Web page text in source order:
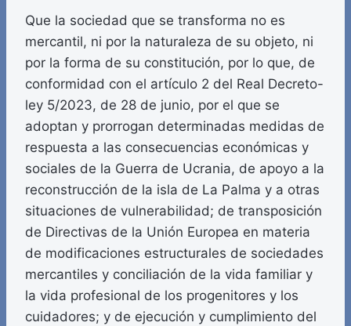
Que la sociedad que se transforma no es
mercantil, ni por la naturaleza de su objeto, ni
por la forma de su constitución, por lo que, de
conformidad con el artículo 2 del Real Decreto-
ley 5/2023, de 28 de junio, por el que se
adoptan y prorrogan determinadas medidas de
respuesta a las consecuencias económicas y
sociales de la Guerra de Ucrania, de apoyo a la
reconstrucción de la isla de La Palma y a otras
situaciones de vulnerabilidad; de transposición
de Directivas de la Unión Europea en materia
de modificaciones estructurales de sociedades
mercantiles y conciliación de la vida familiar y
la vida profesional de los progenitores y los
cuidadores; y de ejecución y cumplimiento del